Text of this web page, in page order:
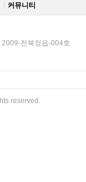
커뮤니티
전북정읍-004호
reserved.